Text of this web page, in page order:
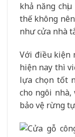
khả năng
thế không
như cửa nhà
Với điều kiện
hiện nay thì
lựa chọn tốt
cho ngôi
bảo vệ rừng